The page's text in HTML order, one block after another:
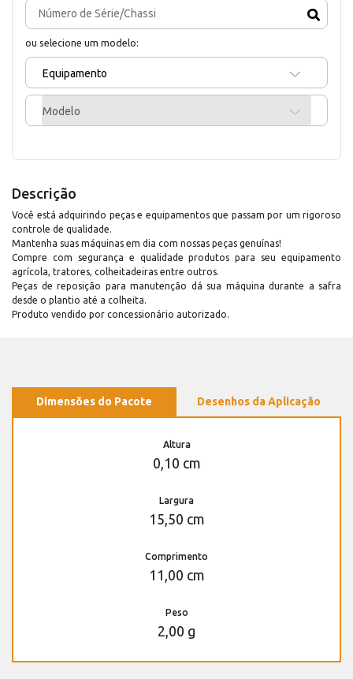
ou selecione um modelo:
Equipamento
Modelo
Descrição
Você está adquirindo peças e equipamentos que passam por um rigoroso
controle de qualidade.
Mantenha suas máquinas em dia com nossas peças genuínas!
Compre com segurança e qualidade produtos para seu equipamento
agrícola, tratores, colheitadeiras entre outros.
Peças de reposição para manutenção dá sua máquina durante a safra
desde o plantio até a colheita.
Produto vendido por concessionário autorizado.
Dimensões do Pacote Desenhos da Aplicação
Altura
0,10 cm
Largura
15,50 cm
Comprimento
11,00 cm
Peso
2,00 g